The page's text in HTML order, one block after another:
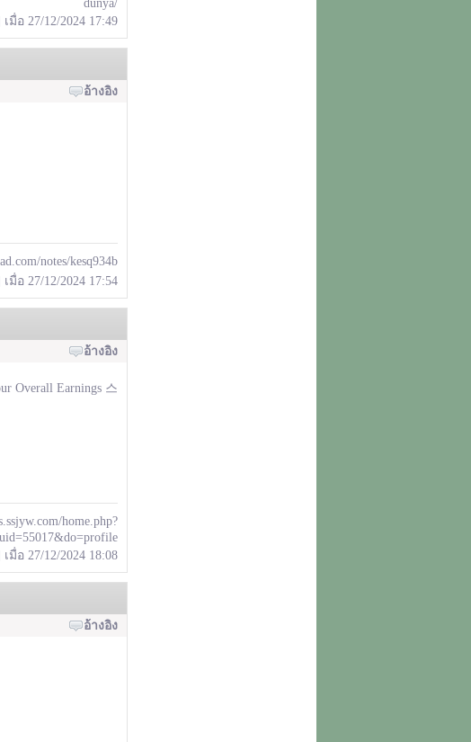
dunya/
มื่อ 27/12/2024 17:49
อ้างอิง
notes/kesq934b
มื่อ 27/12/2024 17:54
อ้างอิง
Overall Earnings 스
home.php?
มื่อ 27/12/2024 18:08
อ้างอิง